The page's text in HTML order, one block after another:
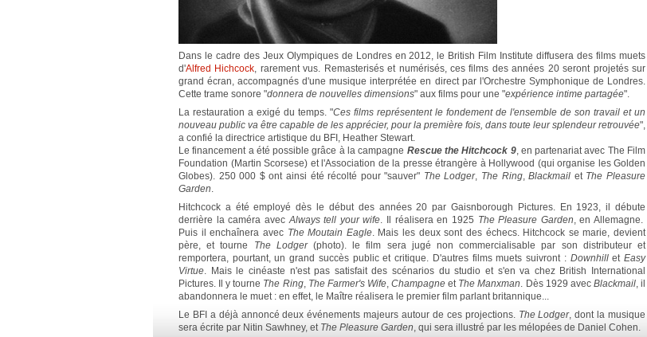
Dans le cadre des Jeux Olympiques de Londres en 2012, le British Film Institute diffusera des films muets
d'Alfred Hichcock, rarement vus. Remasterisés et numérisés, ces films des années 20 seront projetés sur
grand écran, accompagnés d'une musique interprétée en direct par l'Orchestre Symphonique de Londres.
Cette trame sonore "donnera de nouvelles dimensions" aux films pour une "expérience intime partagée".
La restauration a exigé du temps. "Ces films représentent le fondement de l'ensemble de son travail et un
nouveau public va être capable de les apprécier, pour la première fois, dans toute leur splendeur retrouvée",
a confié la directrice artistique du BFI, Heather Stewart.
Le financement a été possible grâce à la campagne Rescue the Hitchcock 9, en partenariat avec The Film
Foundation (Martin Scorsese) et l'Association de la presse étrangère à Hollywood (qui organise les Golden
Globes). 250 000 $ ont ainsi été récolté pour "sauver" The Lodger, The Ring,Blackmail et The Pleasure
Garden.
Hitchcock a été employé dès le début des années 20 par Gaisnborough Pictures. En 1923, il débute
derrière la caméra avecAlways tell your wife. Il réalisera en 1925 The Pleasure Garden, en Allemagne.
Puis il enchaînera avec The Moutain Eagle. Mais les deux sont des échecs. Hitchcock se marie, devient
père, et tourne The Lodger(photo). le film sera jugé non commercialisable par son distributeur et
remportera, pourtant, un grand succès public et critique. D'autres films muets suivront : DownhilletEasy
Virtue. Mais le cinéaste n'est pas satisfait des scénarios du studio et s'en va chez British International
Pictures. Il y tourne The Ring, The Farmer's Wife,Champagne et The Manxman. Dès 1929 avec Blackmail, il
abandonnera le muet : en effet, le Maître réalisera le premier film parlant britannique...
Le BFI a déjà annoncé deux événements majeurs autour de ces projections. The Lodger, dont la musique
sera écrite par Nitin Sawhney, et The Pleasure Garden, qui sera illustré par les mélopées de Daniel Cohen.